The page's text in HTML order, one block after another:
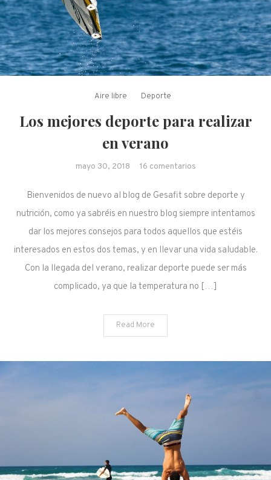
Aire libre Deporte
Los mejores deporte para realizar
en verano
mayo 30, 2018 16 comentarios
realizar en verano
Bienvenidos de nuevo al blog de Gesafit sobre deporte y
nutrición, como ya sabréis en nuestro blog siempre intentamos
dar los mejores consejos para todos aquellos que estéis
interesados en estos dos temas, y en llevar una vida saludable.
Con la llegada del verano, realizar deporte puede ser más
complicado, ya que la temperatura no […]
Read More